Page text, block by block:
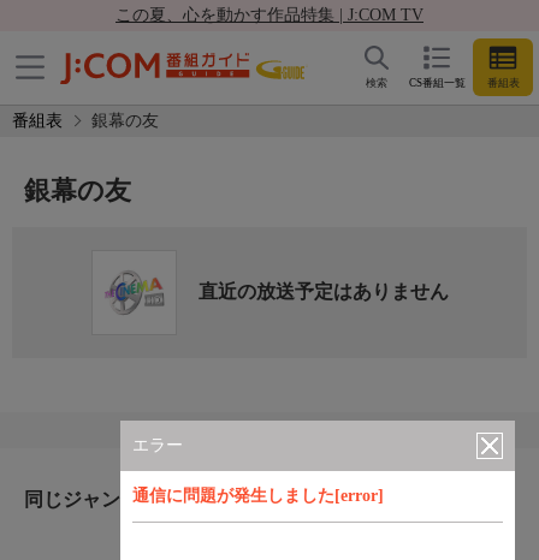
この夏、心を動かす作品特集 | J:COM TV
CS番組一覧 番組表
検索
番組表 銀幕の友
エラー
通信に問題が発生しました[error]
銀幕の友
直近の放送予定はありません
同じジャンルのおすすめ番組